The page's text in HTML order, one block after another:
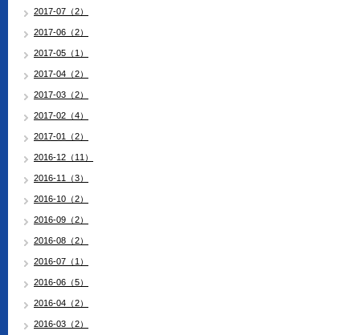
2017-07（2）
2017-06（2）
2017-05（1）
2017-04（2）
2017-03（2）
2017-02（4）
2017-01（2）
2016-12（11）
2016-11（3）
2016-10（2）
2016-09（2）
2016-08（2）
2016-07（1）
2016-06（5）
2016-04（2）
2016-03（2）